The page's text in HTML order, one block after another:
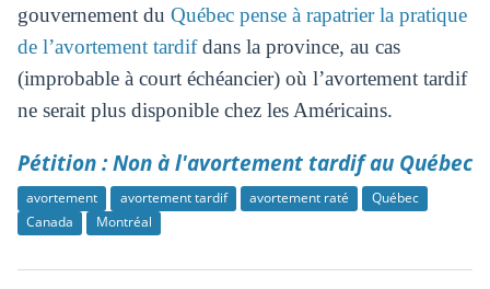
gouvernement du Québec pense à rapatrier la pratique
de l’avortement tardifdans la province, au cas
(improbable à court échéancier) où l’avortement tardif
ne serait plus disponible chez les Américains.
Pétition : Non à l'avortement tardif au Québec
avortement avortement tardif avortement raté
Québec
Canada
Montréal